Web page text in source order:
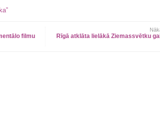
filmu
Rīgā atklāta lielākā Ziemassvētku